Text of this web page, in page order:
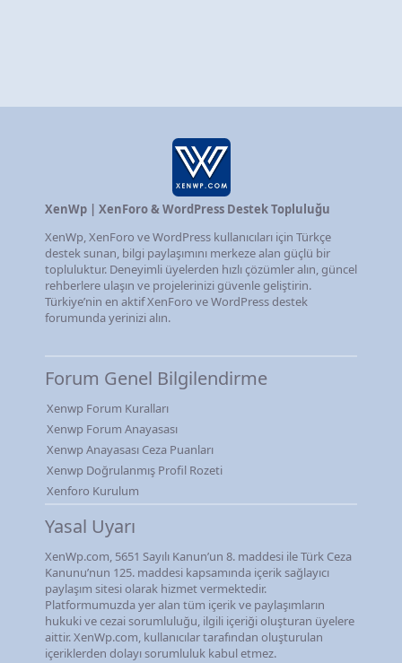
XenWp | XenForo & WordPress Destek Topluluğu
XenWp, XenForo ve WordPress kullanıcıları için Türkçe
destek sunan, bilgi paylaşımını merkeze alan güçlü bir
topluluktur. Deneyimli üyelerden hızlı çözümler alın, güncel
rehberlere ulaşın ve projelerinizi güvenle geliştirin.
Türkiye’nin en aktif XenForo ve WordPress destek
forumunda yerinizi alın.
Forum Genel Bilgilendirme
Xenwp Forum Kuralları
Xenwp Forum Anayasası
Xenwp Anayasası Ceza Puanları
Xenwp Doğrulanmış Profil Rozeti
Xenforo Kurulum
Yasal Uyarı
XenWp.com, 5651 Sayılı Kanun’un 8. maddesi ile Türk Ceza
Kanunu’nun 125. maddesi kapsamında içerik sağlayıcı
paylaşım sitesi olarak hizmet vermektedir.
Platformumuzda yer alan tüm içerik ve paylaşımların
hukuki ve cezai sorumluluğu, ilgili içeriği oluşturan üyelere
aittir. XenWp.com, kullanıcılar tarafından oluşturulan
içeriklerden dolayı sorumluluk kabul etmez.